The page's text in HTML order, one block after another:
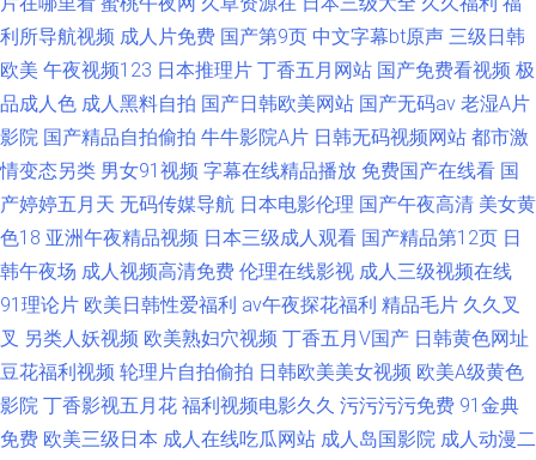
利所导航视频 成人片免费 国产第9页 中文字幕bt原声 三级日韩
欧美 午夜视频123 日本推理片 丁香五月网站 国产免费看视频 极
品成人色 成人黑料自拍 国产日韩欧美网站 国产无码av 老湿A片
影院 国产精品自拍偷拍 牛牛影院A片 日韩无码视频网站 都市激
情变态另类 男女91视频 字幕在线精品播放 免费国产在线看 国
产婷婷五月天 无码传媒导航 日本电影伦理 国产午夜高清 美女黄
色18 亚洲午夜精品视频 日本三级成人观看 国产精品第12页 日
韩午夜场 成人视频高清免费 伦理在线影视 成人三级视频在线
91理论片 欧美日韩性爱福利 av午夜探花福利 精品毛片 久久叉
叉 另类人妖视频 欧美熟妇穴视频 丁香五月V国产 日韩黄色网址
豆花福利视频 轮理片自拍偷拍 日韩欧美美女视频 欧美A级黄色
影院 丁香影视五月花 福利视频电影久久 污污污污免费 91金典
免费 欧美三级日本 成人在线吃瓜网站 成人岛国影院 成人动漫二